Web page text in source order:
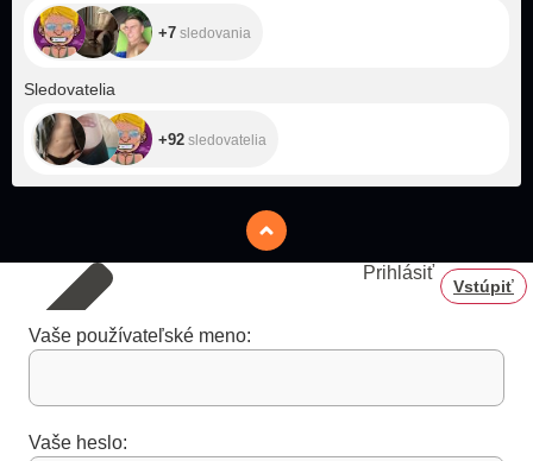
+7 sledovania
Sledovatelia
+92 sledovatelia
Prihlásiť
Vstúpiť
Vaše používateľské meno:
Vaše heslo: